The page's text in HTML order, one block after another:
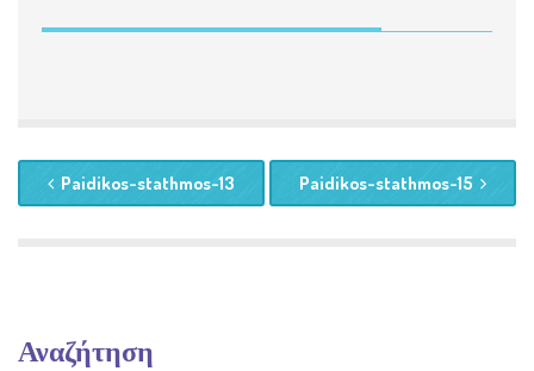
Paidikos-stathmos-13 Paidikos-stathmos-15
Αναζήτηση